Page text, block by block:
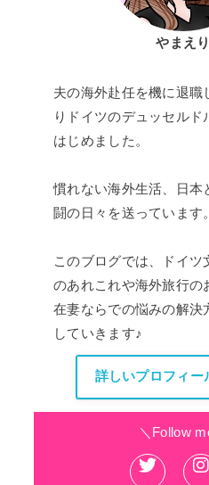
やまえり
夫の海外赴任を機に退職
りドイツのデュッセルド
はじめました。
慣れない海外生活、日本
闘の日々を送っています。
このブログでは、ドイツ
のあれこれや海外旅行の
在妻ならでの悩みの解決
していきます♪
詳しいプロフィー
＼Follow